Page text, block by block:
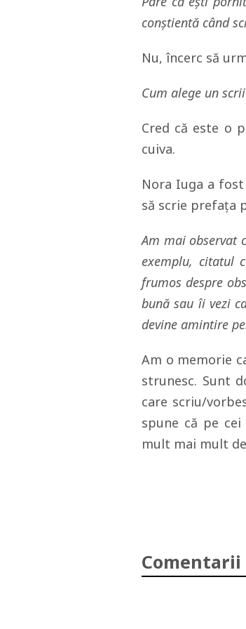
conștientă când
Nu, încerc să
Cum alege un
Cred că este o
cuiva.
Nora Iuga a
să scrie prefața
Am mai observat
exemplu, citatul
frumos despre
bună sau îi vezi
devine amintire
Am o memorie
strunesc. Sunt
care scriu/
spune că pe
mult mai mult
Comentarii